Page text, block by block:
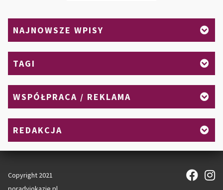
NAJNOWSZE WPISY
TAGI
WSPÓŁPRACA / REKLAMA
REDAKCJA
Copyright 2021